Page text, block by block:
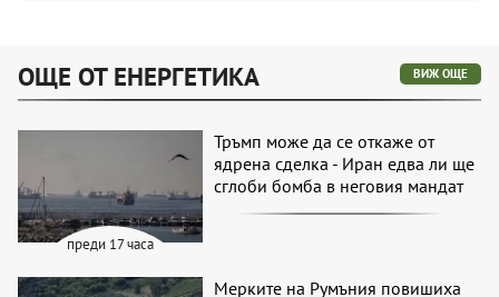
ОЩЕ ОТ ЕНЕРГЕТИКА ВИЖ ОЩЕ
преди 17 часа
Тръмп може да се откаже от
ядрена сделка - Иран едва ли ще
сглоби бомба в неговия мандат
Мерките на Румъния повишиха